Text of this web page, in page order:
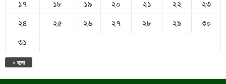
« জুলা
১৭
১৮ ১৯ ২০ ২১ ২২
২৩
২৪
২৫ ২৬ ২৭ ২৮ ২৯
৩০
৩১